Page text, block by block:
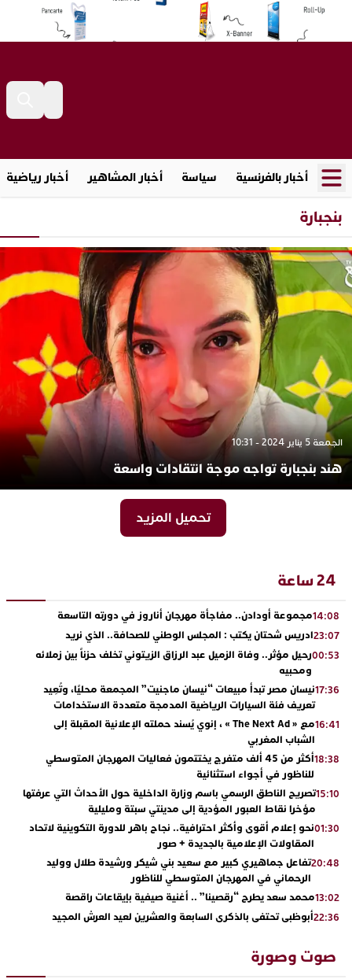
أخبار بالفرنسية سياسة أخبار المشاهير أخبار رياضية
بنجبارة
الجمعة 5 يناير 2024 - 10:31
هند بنجبارة تواجه موجة انتقادات واسعة
تحميل المزيد
24 ساعة
14:08مجموعة أودادن.. مفاجأة مهرجان أناروز في دورته التاسعة
23:07ادريس شحتان يكتب : المجلس الوطني للصحافة.. الذي نريد
00:53رحيل مؤثر.. وفاة الزميل عبد الرزاق الزيتوني تخلف حزناً بين زملائه
ومحبيه
17:36نيسان مصر تبدأ مبيعات “نيسان ماجنيت” المجمعة محليًا، وتُعِيد
تعريف فئة السيارات الرياضية المدمجة متعددة الاستخدامات
16:41
مع « The Next Ad » ، إنوي يُسند حملته الإعلانية المقبلة إلى
الشباب المغربي
18:38
أكثر من 45 ألف متفرج يختتمون فعاليات المهرجان المتوسطي
للناظور في أجواء استثنائية
15:10تصريح الناطق الرسمي باسم وزارة الداخلية حول الأحداث التي عرفتها
مؤخرا نقاط العبور المؤدية إلى مدينتي سبتة ومليلية
01:30نحو إعلام أقوى وأكثر احترافية.. نجاح باهر للدورة التكوينية لاتحاد
المقاولات الإعلامية بالجديدة + صور
20:48تفاعل جماهيري كبير مع سعيد بني شيكر ورشيدة طلال ووليد
الرحماني في المهرجان المتوسطي للناظور
13:02محمد سعد يطرح “رقصينا” .. أغنية صيفية بإيقاعات راقصة
22:36أبوظبي تحتفي بالذكرى السابعة والعشرين لعيد العرش المجيد
13:30دنيا بوطازوت تواصل تألقها الفني وتؤكد مكانتها بأداء مميز في
“كوفرة فالغيس”
صوت وصورة